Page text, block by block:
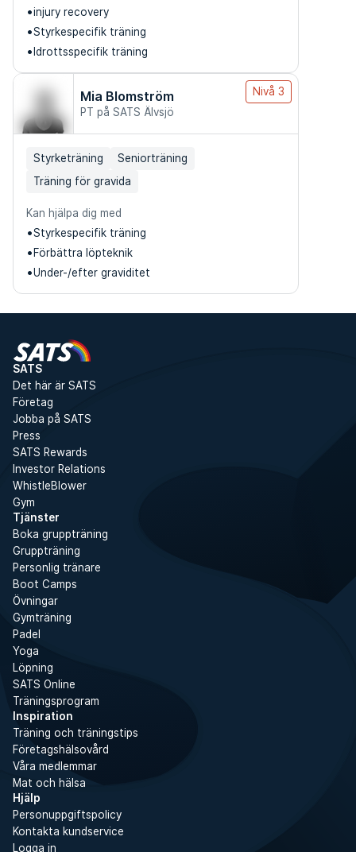
injury recovery
Styrkespecifik träning
Idrottsspecifik träning
Mia Blomström
PT på SATS Älvsjö
Nivå 3
Styrketräning
Seniorträning
Träning för gravida
Kan hjälpa dig med
Styrkespecifik träning
Förbättra löpteknik
Under-/efter graviditet
SATS
Det här är SATS
Företag
Jobba på SATS
Press
SATS Rewards
Investor Relations
WhistleBlower
Gym
Tjänster
Boka gruppträning
Gruppträning
Personlig tränare
Boot Camps
Övningar
Gymträning
Padel
Yoga
Löpning
SATS Online
Träningsprogram
Inspiration
Träning och träningstips
Företagshälsovård
Våra medlemmar
Mat och hälsa
Hjälp
Personuppgiftspolicy
Kontakta kundservice
Logga in